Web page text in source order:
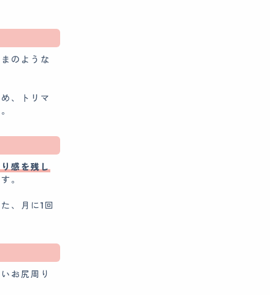
のような
、トリマ
感を残し
。
、月に1回
お尻周り